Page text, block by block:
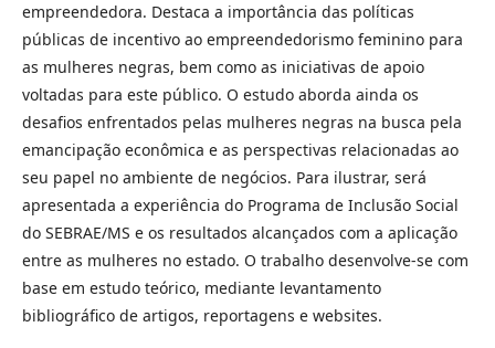
empreendedora. Destaca a importância das políticas
públicas de incentivo ao empreendedorismo feminino para
as mulheres negras, bem como as iniciativas de apoio
voltadas para este público. O estudo aborda ainda os
desafios enfrentados pelas mulheres negras na busca pela
emancipação econômica e as perspectivas relacionadas ao
seu papel no ambiente de negócios. Para ilustrar, será
apresentada a experiência do Programa de Inclusão Social
do SEBRAE/MS e os resultados alcançados com a aplicação
entre as mulheres no estado. O trabalho desenvolve-se com
base em estudo teórico, mediante levantamento
bibliográfico de artigos, reportagens e websites.